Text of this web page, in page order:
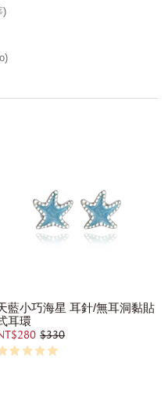
)
藍小巧海星 耳針/無耳洞黏貼
耳環
$330